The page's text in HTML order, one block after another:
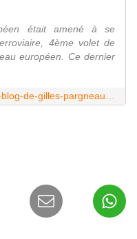
était amené à se
4ème volet de
européen. Ce dernier